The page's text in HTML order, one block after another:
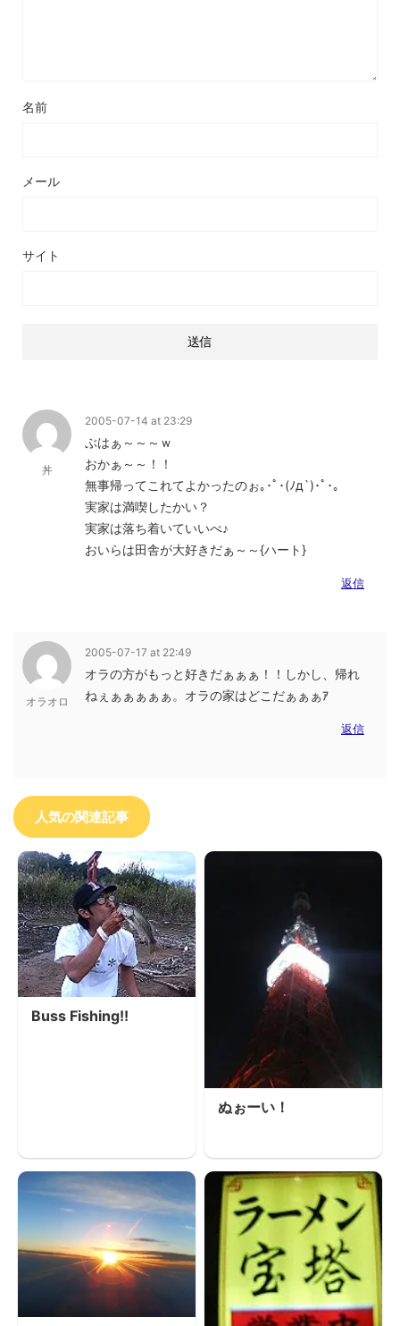
名前
メール
サイト
丼
2005-07-14 at 23:29
ぶはぁ～～～ｗ
おかぁ～～！！
無事帰ってこれてよかったのぉ｡･ﾟ･(ﾉд`)･ﾟ･｡
実家は満喫したかい？
実家は落ち着いていいべ♪
おいらは田舎が大好きだぁ～～{ハート}
返信
オラオロ
2005-07-17 at 22:49
オラの方がもっと好きだぁぁぁ！！しかし、帰れ
ねぇぁぁぁぁぁ。オラの家はどこだぁぁぁｱ
返信
人気の関連記事
Buss Fishing!!
ぬぉーい！